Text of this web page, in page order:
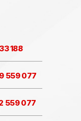
188
559 077
559 077